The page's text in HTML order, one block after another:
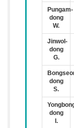
Pungam-
dong
W.
Jinwol-
dong
G.
dong
S.
dong
I.